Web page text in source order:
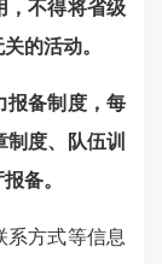
，不得将省级
的活动。
报备制度，每
度、队伍训
备。
方式等信息